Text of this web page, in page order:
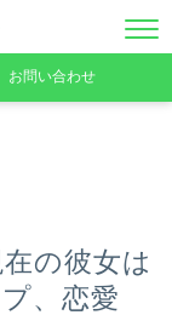
お問い合わせ
の彼女は
、恋愛